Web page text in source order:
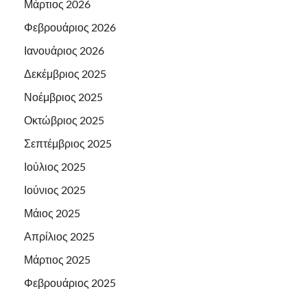
Μάρτιος 2026
Φεβρουάριος 2026
Ιανουάριος 2026
Δεκέμβριος 2025
Νοέμβριος 2025
Οκτώβριος 2025
Σεπτέμβριος 2025
Ιούλιος 2025
Ιούνιος 2025
Μάιος 2025
Απρίλιος 2025
Μάρτιος 2025
Φεβρουάριος 2025